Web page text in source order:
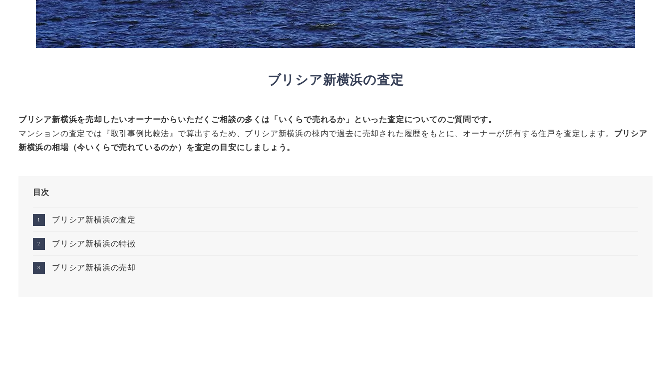
ブリシア新横浜の査定
ブリシア新横浜を売却したいオーナーからいただくご相談の多くは「いくらで売れるか」といった査定についてのご質問です。
マンションの査定では『取引事例比較法』で算出するため、ブリシア新横浜の棟内で過去に売却された履歴をもとに、オーナーが所有する住戸を査定します。 ブリシア
新横浜の相場（今いくらで売れているのか）を査定の目安にしましょう。
目次
ブリシア新横浜の査定
ブリシア新横浜の特徴
ブリシア新横浜の売却